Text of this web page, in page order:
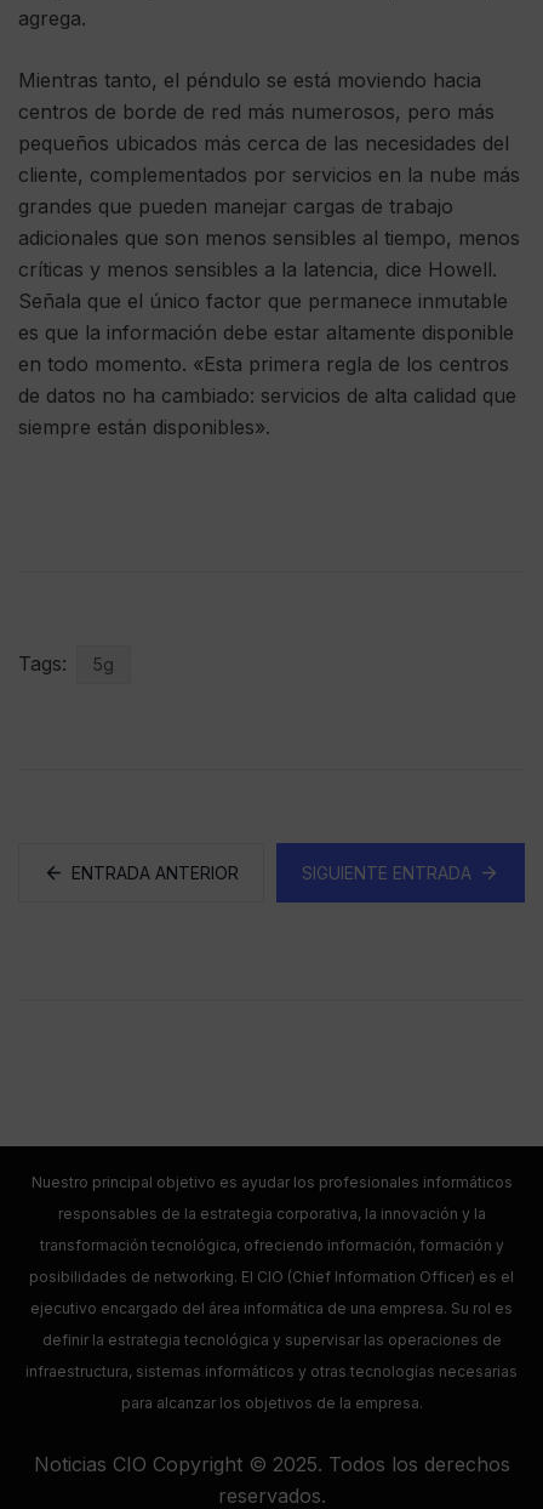
agrega.
Mientras tanto, el péndulo se está moviendo hacia
centros de borde de red más numerosos, pero más
pequeños ubicados más cerca de las necesidades del
cliente, complementados por servicios en la nube más
grandes que pueden manejar cargas de trabajo
adicionales que son menos sensibles al tiempo, menos
críticas y menos sensibles a la latencia, dice Howell.
Señala que el único factor que permanece inmutable
es que la información debe estar altamente disponible
en todo momento. «Esta primera regla de los centros
de datos no ha cambiado: servicios de alta calidad que
siempre están disponibles».
Tags: 5g
ENTRADA ANTERIOR SIGUIENTE ENTRADA
Nuestro principal objetivo es ayudar los profesionales informáticos
responsables de la estrategia corporativa, la innovación y la
transformación tecnológica, ofreciendo información, formación y
posibilidades de networking. El CIO (Chief Information Officer) es el
ejecutivo encargado del área informática de una empresa. Su rol es
definir la estrategia tecnológica y supervisar las operaciones de
infraestructura, sistemas informáticos y otras tecnologías necesarias
para alcanzar los objetivos de la empresa.
Noticias CIO Copyright © 2025. Todos los derechos
reservados.